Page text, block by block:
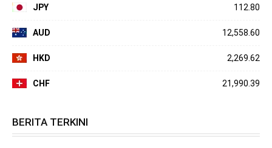
JPY 112.80
AUD 12,558.60
HKD 2,269.62
CHF 21,990.39
BERITA TERKINI